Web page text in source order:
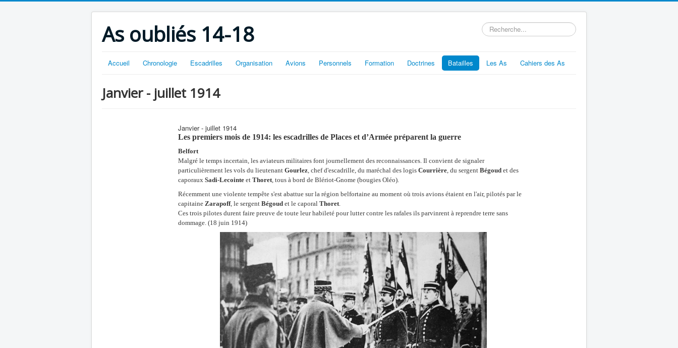
As oubliés 14-18 Rechercher
Accueil Chronologie Escadrilles Organisation Avions Personnels Formation Doctrines Batailles Les As Cahiers des As
Janvier - juillet 1914
Janvier - juillet 1914
Les premiers mois de 1914: les escadrilles de Places et d’Armée préparent la guerre
Belfort
Malgré le temps incertain, les aviateurs militaires font journellement des reconnaissances. Il convient de signaler
particulièrement les vols du lieutenant Gourlez, chef d'escadrille, du maréchal des logis Courrière, du sergent Bégoud et des
caporaux Sadi-Lecointe et Thoret, tous à bord de Blériot-Gnome (bougies Oléo).
Récemment une violente tempête s'est abattue sur la région belfortaine au moment où trois avions étaient en l'air, pilotés par le
capitaine Zarapoff, le sergent Bégoud et le caporal Thoret.
Ces trois pilotes durent faire preuve de toute leur habileté pour lutter contre les rafales ils parvinrent à reprendre terre sans
dommage. (18 juin 1914)